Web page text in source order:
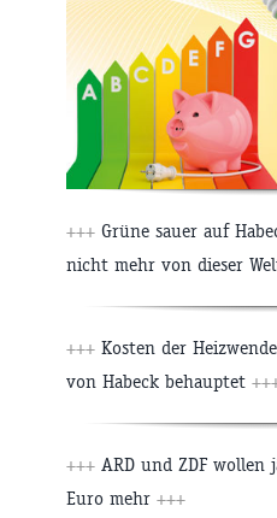
+++ Grüne sauer auf
nicht mehr von dieser
+++ Kosten der
von Habeck behauptet
+++ ARD und ZDF
Euro mehr +++